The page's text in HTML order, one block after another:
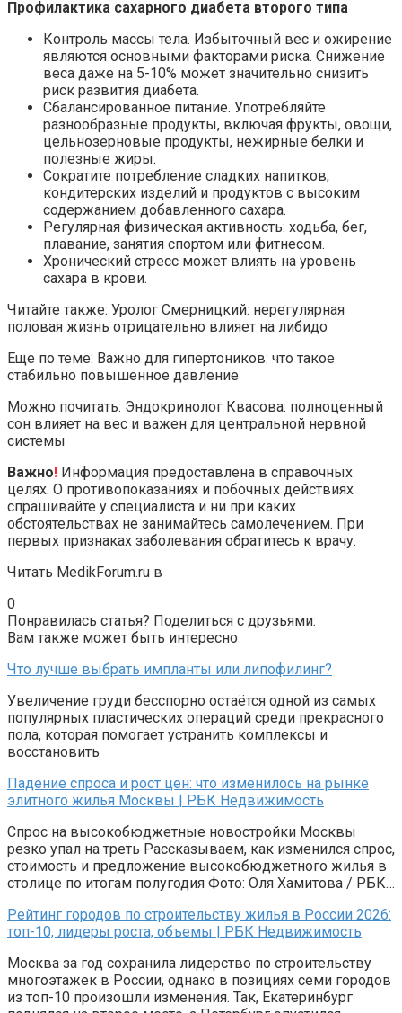
Профилактика сахарного диабета второго типа
Контроль массы тела. Избыточный вес и ожирение
являются основными факторами риска. Снижение
веса даже на 5-10% может значительно снизить
риск развития диабета.
Сбалансированное питание. Употребляйте
разнообразные продукты, включая фрукты, овощи,
цельнозерновые продукты, нежирные белки и
полезные жиры.
Сократите потребление сладких напитков,
кондитерских изделий и продуктов с высоким
содержанием добавленного сахара.
Регулярная физическая активность: ходьба, бег,
плавание, занятия спортом или фитнесом.
Хронический стресс может влиять на уровень
сахара в крови.
Читайте также: Уролог Смерницкий: нерегулярная
половая жизнь отрицательно влияет на либидо
Еще по теме: Важно для гипертоников: что такое
стабильно повышенное давление
Можно почитать: Эндокринолог Квасова: полноценный
сон влияет на вес и важен для центральной нервной
системы
Важно! Информация предоставлена в справочных
целях. О противопоказаниях и побочных действиях
спрашивайте у специалиста и ни при каких
обстоятельствах не занимайтесь самолечением. При
первых признаках заболевания обратитесь к врачу.
Читать MedikForum.ru в
0
Понравилась статья? Поделиться с друзьями:
Вам также может быть интересно
Что лучше выбрать импланты или липофилинг?
Увеличение груди бесспорно остаётся одной из самых
популярных пластических операций среди прекрасного
пола, которая помогает устранить комплексы и
восстановить
Падение спроса и рост цен: что изменилось на рынке
элитного жилья Москвы | РБК Недвижимость
Спрос на высокобюджетные новостройки Москвы
резко упал на треть Рассказываем, как изменился спрос,
стоимость и предложение высокобюджетного жилья в
столице по итогам полугодия Фото: Оля Хамитова / РБК…
Рейтинг городов по строительству жилья в России 2026:
топ-10, лидеры роста, объемы | РБК Недвижимость
Москва за год сохранила лидерство по строительству
многоэтажек в России, однако в позициях семи городов
из топ-10 произошли изменения. Так, Екатеринбург